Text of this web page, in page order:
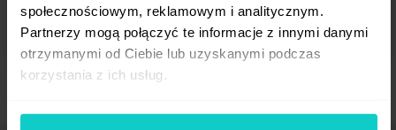
społecznościowym, reklamowym i analitycznym.
Partnerzy mogą połączyć te informacje z innymi danymi
otrzymanymi od Ciebie lub uzyskanymi podczas
korzystania z ich usług.
Odezwij się do nas